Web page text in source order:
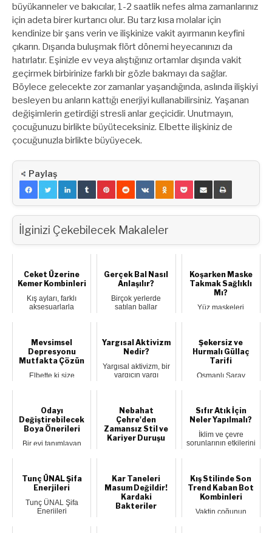
büyükanneler ve bakıcılar, 1-2 saatlik nefes alma zamanlarınız
için adeta birer kurtarıcı olur. Bu tarz kısa molalar için
kendinize bir şans verin ve ilişkinize vakit ayırmanın keyfini
çıkarın. Dışarıda buluşmak flört dönemi heyecanınızı da
hatırlatır. Eşinizle ev veya alıştığınız ortamlar dışında vakit
geçirmek birbirinize farklı bir gözle bakmayı da sağlar.
Böylece gelecekte zor zamanlar yaşandığında, aslında ilişkiyi
besleyen bu anların kattığı enerjiyi kullanabilirsiniz. Yaşanan
değişimlerin getirdiği stresli anlar geçicidir. Unutmayın,
çocuğunuzu birlikte büyüteceksiniz. Elbette ilişkiniz de
çocuğunuzla birlikte büyüyecek.
Paylaş
İlginizi Çekebilecek Makaleler
Ceket Üzerine
Kemer Kombinleri
Kış ayları, farklı
aksesuarlarla
Gerçek Bal Nasıl
Anlaşılır?
Birçok yerlerde
satılan ballar
Koşarken Maske
Takmak Sağlıklı
Mı?
Yüz maskeleri
Mevsimsel
Depresyonu
Mutfakta Çözün
Elbette ki size
Yargısal Aktivizm
Nedir?
Yargısal aktivizm, bir
yargıcın yargı
Şekersiz ve
Hurmalı Güllaç
Tarifi
Osmanlı Saray
Ramazan ayl...
Odayı
Değiştirebilecek
Boya Önerileri
Bir evi tanımlayan
Nebahat
Çehre'den
Zamansız Stil ve
Kariyer Duruşu
Çehre, katıldığı özel
bir ...
Sıfır Atık İçin
Neler Yapılmalı?
İklim ve çevre
sorunlarının etkilerini
Tunç ÜNAL Şifa
Enerjileri
Tunç ÜNAL Şifa
Enerjileri
Kar Taneleri
Masum Değildir!
Kardaki
Bakteriler
Kış Stilinde Son
Trend Kaban Bot
Kombinleri
Vaktin çoğunun